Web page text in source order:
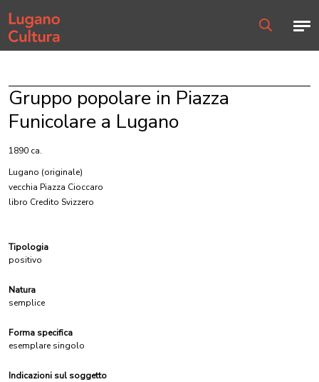
Home page
Gruppo popolare in Piazza
Funicolare a Lugano
1890 ca.
Lugano (originale)
vecchia Piazza Cioccaro
libro Credito Svizzero
Tipologia
positivo
Natura
semplice
Forma specifica
esemplare singolo
Indicazioni sul soggetto